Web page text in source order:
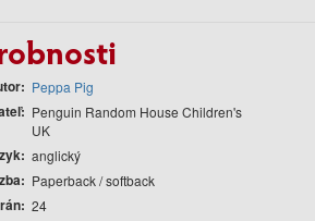
Peppa Pig
Penguin Random House Children's
UK
anglický
Paperback / softback
24